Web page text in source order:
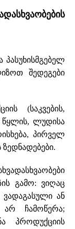
შედეგები
(საკვების,
ლუდისა
პირველ
გამო: ვიღაც
ან
არ ჩამოწერა;
პროდუქციის